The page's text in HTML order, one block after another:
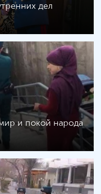
дел
и покой народа